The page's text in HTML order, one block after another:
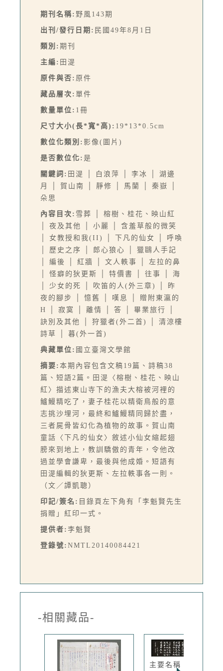
期刊名稱: 野風143期
出刊/發行日期: 民國49年8月1日
類別: 期刊
主編: 田湜
原件與否: 原件
藏品層次: 單件
數量單位: 1冊
尺寸大小(長*寬*高): 19*13*0.5cm
數位化類別: 影像(圖片)
是否數位化: 是
關鍵詞: 田湜 │ 白浪萍 │ 李冰 │ 湖邊
月 │ 賀山南 │ 靜修 │ 馬蘭 │ 秦嶽 │
朵思
內容目次: 雪葬 │ 榕樹、桂花、映山紅
│ 夜及其他 │ 小麗 │ 含羞草般的微笑
│ 女教授和我(II) │ 下凡的仙女 │ 呼喚
│ 歷史之序 │ 郎心狼心 │ 獵鷗人手記
│ 編後 │ 紅牆 │ 文人軼事 │ 左拉的鼻
│ 怪癖的狄更斯 │ 特價書 │ 往事 │ 海
│ 少女的死 │ 吹笛的人(外三章) │ 昨
夜的腳步 │ 憶舊 │ 嘆息 │ 贈附東瀛的
H │ 寂寞 │ 離情 │ 答 │ 畢業旅行 │
訣別及其他 │ 狩獵者(外二首) │ 清涼樓
詩草 │ 暮(外一首)
典藏單位: 國立臺灣文學館
摘要: 本期內容包含文稿19篇、詩稿38
篇、短語2篇。田湜〈榕樹、桂花、映山
紅〉描述東山寺下的漁夫大榕被河裡的
鱸鰻精吃了，妻子桂花以精衛鳥般的意
志挑沙埋河，最終和鱸鰻精同歸於盡，
三者屍骨皆幻化為植物的故事。賀山南
童話〈下凡的仙女〉敘述小仙女縮起翅
膀來到地上，教訓驕傲的青年，令他改
過並學會謙卑，最後與他成婚。短語有
田湜編輯的狄更斯、左拉軼事各一則。
（文／譚凱聰）
印記/簽名: 目錄頁左下角有「李魁賢先生
捐贈」紅印一式。
提供者: 李魁賢
登錄號: NMTL20140084421
-相關藏品-
主要名稱：初期幼稚